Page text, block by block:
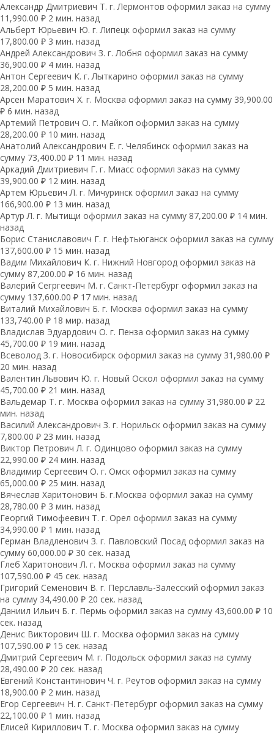
Александр Дмитриевич Т. г. Лермонтов оформил заказ на сумму
11,990.00 ₽ 2 мин. назад
Альберт Юрьевич Ю. г. Липецк оформил заказ на сумму
17,800.00 ₽ 3 мин. назад
Андрей Александрович З. г. Лобня оформил заказ на сумму
36,900.00 ₽ 4 мин. назад
Антон Сергеевич К. г. Лыткарино оформил заказ на сумму
28,200.00 ₽ 5 мин. назад
Арсен Маратович Х. г. Москва оформил заказ на сумму 39,900.00
₽ 6 мин. назад
Артемий Петрович О. г. Майкоп оформил заказ на сумму
28,200.00 ₽ 10 мин. назад
Анатолий Александрович Е. г. Челябинск оформил заказ на
сумму 73,400.00 ₽ 11 мин. назад
Аркадий Дмитриевич Г. г. Миасс оформил заказ на сумму
39,900.00 ₽ 12 мин. назад
Артем Юрьевич Л. г. Мичуринск оформил заказ на сумму
166,900.00 ₽ 13 мин. назад
Артур Л. г. Мытищи оформил заказ на сумму 87,200.00 ₽ 14 мин.
назад
Борис Станиславович Г. г. Нефтьюганск оформил заказ на сумму
137,600.00 ₽ 15 мин. назад
Вадим Михайлович К. г. Нижний Новгород оформил заказ на
сумму 87,200.00 ₽ 16 мин. назад
Валерий Сегргеевич М. г. Санкт-Петербург оформил заказ на
сумму 137,600.00 ₽ 17 мин. назад
Виталий Михайлович Б. г. Москва оформил заказ на сумму
133,740.00 ₽ 18 мир. назад
Владислав Эдуардович О. г. Пенза оформил заказ на сумму
45,700.00 ₽ 19 мин. назад
Всеволод З. г. Новосибирск оформил заказ на сумму 31,980.00 ₽
20 мин. назад
Валентин Львович Ю. г. Новый Оскол оформил заказ на сумму
45,700.00 ₽ 21 мин. назад
Вальдемар Т. г. Москва оформил заказ на сумму 31,980.00 ₽ 22
мин. назад
Василий Александрович З. г. Норильск оформил заказ на сумму
7,800.00 ₽ 23 мин. назад
Виктор Петрович Л. г. Одинцово оформил заказ на сумму
22,990.00 ₽ 24 мин. назад
Владимир Сергеевич О. г. Омск оформил заказ на сумму
65,000.00 ₽ 25 мин. назад
Вячеслав Харитонович Б. г.Москва оформил заказ на сумму
28,780.00 ₽ 3 мин. назад
Георгий Тимофеевич Т. г. Орел оформил заказ на сумму
34,990.00 ₽ 1 мин. назад
Герман Владленович З. г. Павловский Посад оформил заказ на
сумму 60,000.00 ₽ 30 сек. назад
Глеб Харитонович Л. г. Москва оформил заказ на сумму
107,590.00 ₽ 45 сек. назад
Григорий Семенович В. г. Перславль-Залесский оформил заказ
на сумму 34,490.00 ₽ 20 сек. назад
Даниил Ильич Б. г. Пермь оформил заказ на сумму 43,600.00 ₽ 10
сек. назад
Денис Викторович Ш. г. Москва оформил заказ на сумму
107,590.00 ₽ 15 сек. назад
Дмитрий Сергеевич М. г. Подольск оформил заказ на сумму
28,490.00 ₽ 20 сек. назад
Евгений Константинович Ч. г. Реутов оформил заказ на сумму
18,900.00 ₽ 2 мин. назад
Егор Сергеевич Н. г. Санкт-Петербург оформил заказ на сумму
22,100.00 ₽ 1 мин. назад
Елисей Кириллович Т. г. Москва оформил заказ на сумму